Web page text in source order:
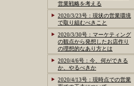
営業戦略を考える
2020/3/23号：現状の営業環境
で取り組むべきこと
2020/3/30号：マーケティング
の観点から発想したお店作り
の理想的なあり方とは
2020/4/6号：今、何ができる
か、やるべきか
2020/4/13号：現時点での営業